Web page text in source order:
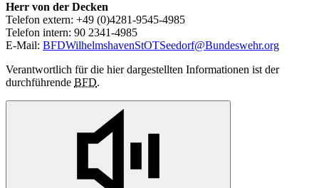
Herr von der Decken
Telefon extern: +49 (0)4281-9545-4985
Telefon intern: 90 2341-4985
E-Mail: BFDWilhelmshavenStOTSeedorf@Bundeswehr.org
Verantwortlich für die hier dargestellten Informationen ist der
durchführende BFD.